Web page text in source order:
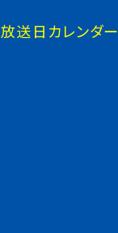
放送日カレンダー